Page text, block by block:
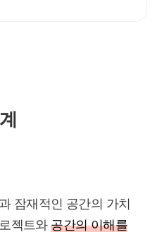
잠재적인 공간의 가치
젝트와공간의 이해를